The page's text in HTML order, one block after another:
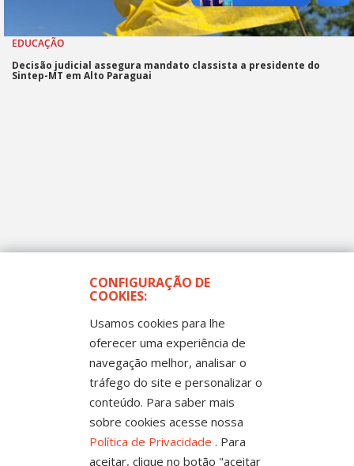
CONFIGURAÇÃO DE
COOKIES:
Usamos cookies para lhe
oferecer uma experiência de
navegação melhor, analisar o
tráfego do site e personalizar o
conteúdo. Para saber mais
sobre cookies acesse nossa
Política de Privacidade . Para
aceitar, clique no botão "aceitar
EDUCAÇÃO
Decisão judicial assegura mandato classista a presidente do
Sintep-MT em Alto Paraguai
Todos os Direitos Reservados
Sintep-MT - Sindicato dos Trabalhadores no Ensino
Rua Mestre João Guimarães, 102 - Bandeirantes -
654343 - Fax: 3317 4327